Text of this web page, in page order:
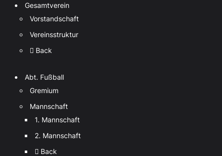
Gesamtverein
Vorstandschaft
Vereinsstruktur
Back
Abt. Fußball
Gremium
Mannschaft
1. Mannschaft
2. Mannschaft
Back